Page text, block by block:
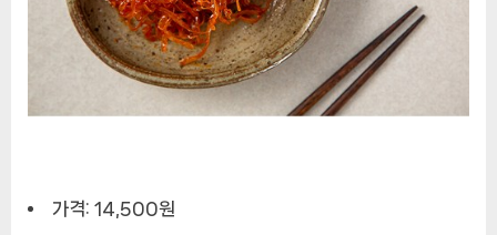
가격: 14,500원